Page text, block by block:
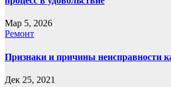
Мар 5, 2026
Ремонт
Признаки и причины неисправности
Дек 25, 2021